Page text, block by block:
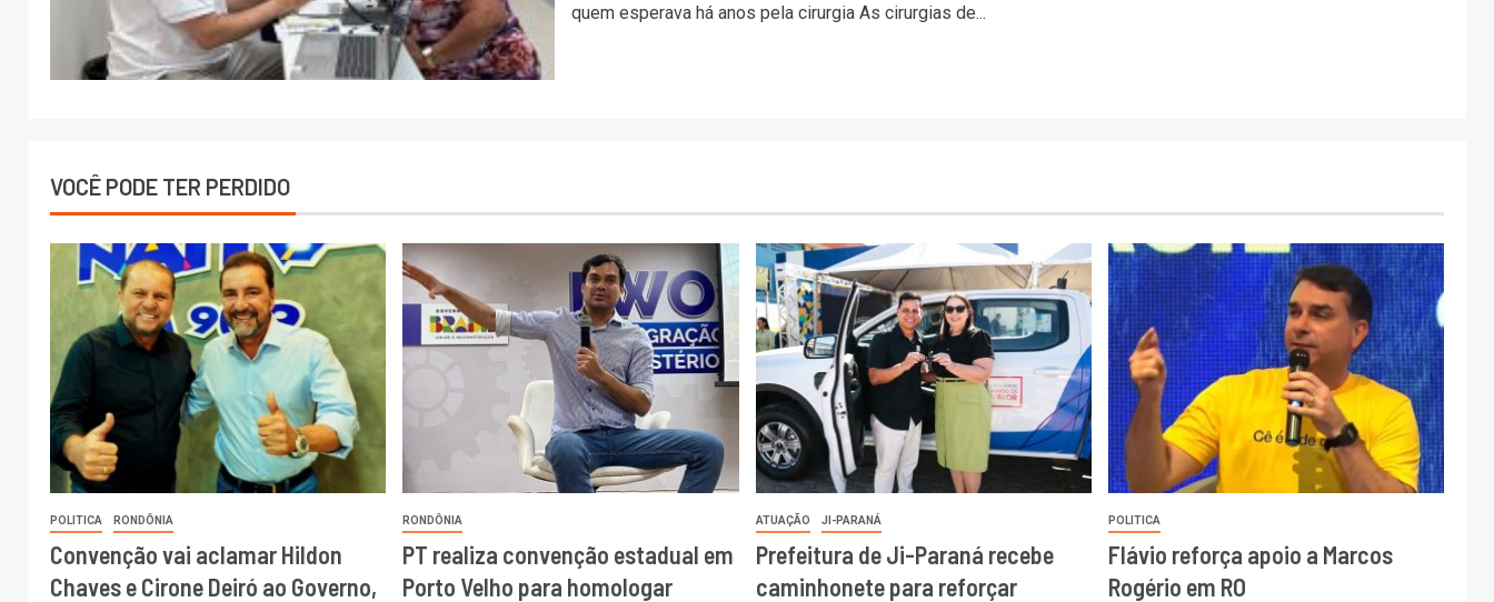
quem esperava há anos pela cirurgia As cirurgias de...
VOCÊ PODE TER PERDIDO
POLITICA RONDÔNIA
Convenção vai aclamar Hildon
Chaves e Cirone Deiró ao Governo,
RONDÔNIA
PT realiza convenção estadual em
Porto Velho para homologar
ATUAÇÃO JI-PARANÁ
Prefeitura de Ji-Paraná recebe
caminhonete para reforçar
POLITICA
Flávio reforça apoio a Marcos
Rogério em RO